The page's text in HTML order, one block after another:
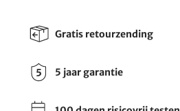
Gratis retourzending
5 jaar garantie